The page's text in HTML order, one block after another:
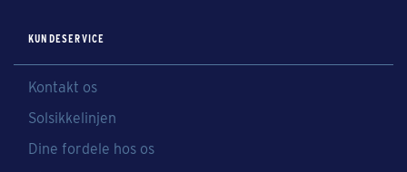
KUNDESERVICE
Kontakt os
Solsikkelinjen
Dine fordele hos os